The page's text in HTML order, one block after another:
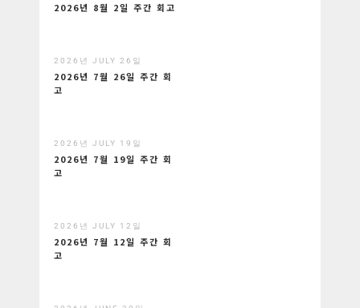
2026년 8월 2일 주간 회고
2026년 JULY 26일
2026년 7월 26일 주간 회
고
2026년 JULY 19일
2026년 7월 19일 주간 회
고
2026년 JULY 12일
2026년 7월 12일 주간 회
고